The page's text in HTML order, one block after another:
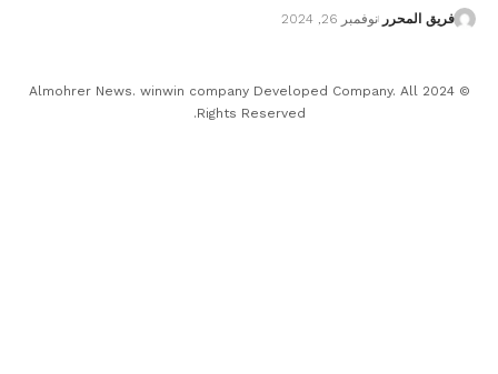
فريق المحرر نوفمبر 26, 2024
© 2024 Almohrer News. winwin company Developed Company. All
Rights Reserved.